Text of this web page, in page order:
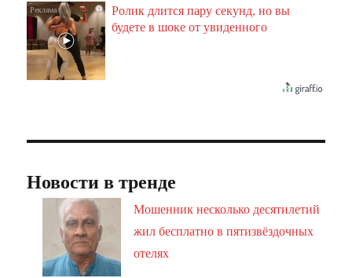
i
Ролик длится пару секунд, но вы
будете в шоке от увиденного
Новости в тренде
Мошенник несколько десятилетий
жил бесплатно в пятизвёздочных
отелях